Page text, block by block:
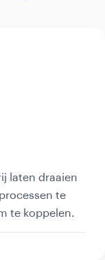
laten draaien
te
te koppelen.